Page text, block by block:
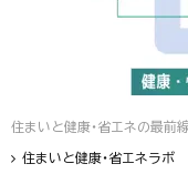
住まいと健康・省エネの最前
住まいと健康・省エネラボ